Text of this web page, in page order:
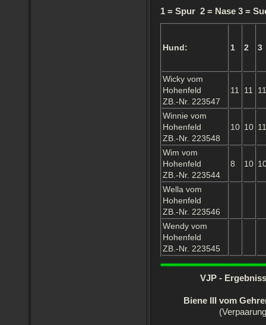
1 = Spur 2 = Nase 3 =
Hund: 1 2 3
Wicky vom
Hohenfeld
ZB.-Nr. 223547
11 11 11
Winnie vom
Hohenfeld
ZB.-Nr. 223548
10 10 11
Wim vom
Hohenfeld
ZB.-Nr. 223544
8 10
Wella vom
Hohenfeld
ZB.-Nr. 223546
Wendy vom
Hohenfeld
ZB.-Nr. 223545
VJP -
Biene III vom